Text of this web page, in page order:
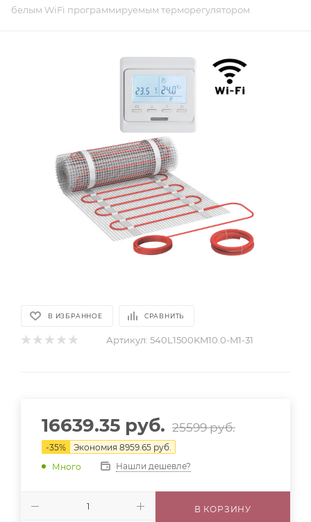
белым WiFi программируемым терморегулятором
В ИЗБРАННОЕ СРАВНИТЬ
Артикул: 540L1500KM10.0-M1-31
16639.35 руб. 25599руб.
-35% Экономия 8959.65 руб.
Много
Нашли дешевле?
В КОРЗИНУ